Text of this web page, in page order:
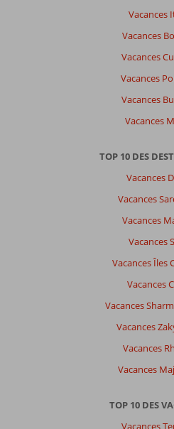
Vacances
Vacances
Vacances
Vacances
Vacances
Vacances
TOP 10 DES
Vacances
Vacances
Vacances
Vacances
Vacances Îles
Vacances
Vacances
Vacances
Vacances
Vacances
TOP 10 DES
Vacances